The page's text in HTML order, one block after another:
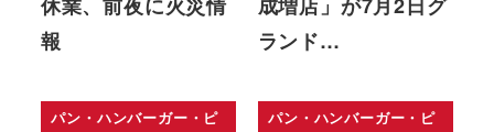
休業、前夜に火災情
報
成増店」が7月2日グ
ランド…
パン・ハンバーガー・ピ
パン・ハンバーガー・ピ